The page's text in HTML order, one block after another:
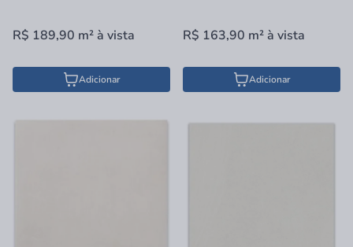
R$ 189,90 m²à vista
Adicionar
R$ 163,90 m²à vista
Adicionar